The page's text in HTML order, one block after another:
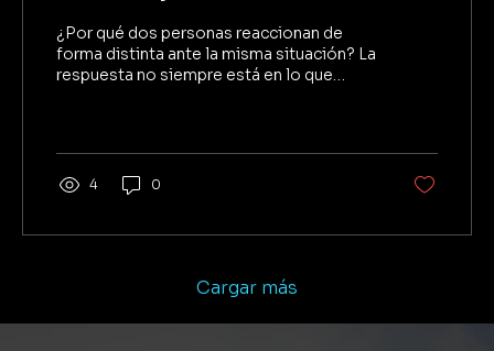
emocionales terminan
escribiendo el final
¿Por qué dos personas reaccionan de
forma distinta ante la misma situación? La
respuesta no siempre está en lo que
espacios vacíos con experiencias del
pasado, cómo las heridas emocionales
influyen en esas interpretaciones y un
distinguir entre los hechos y la historia
4 0
Cargar más